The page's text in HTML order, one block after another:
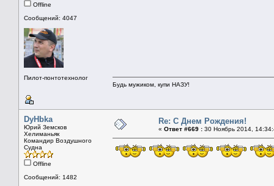
Offline
Сообщений: 4047
Пилот-понтотехнолог
Будь мужиком, купи НАЗУ!
DyHbka
Юрий Земсков
Хелиманьяк
Командир Воздушного
Судна
Offline
Сообщений: 1482
Re: С Днем Рождения!
« Ответ #669 : 30 Ноябрь 2014,